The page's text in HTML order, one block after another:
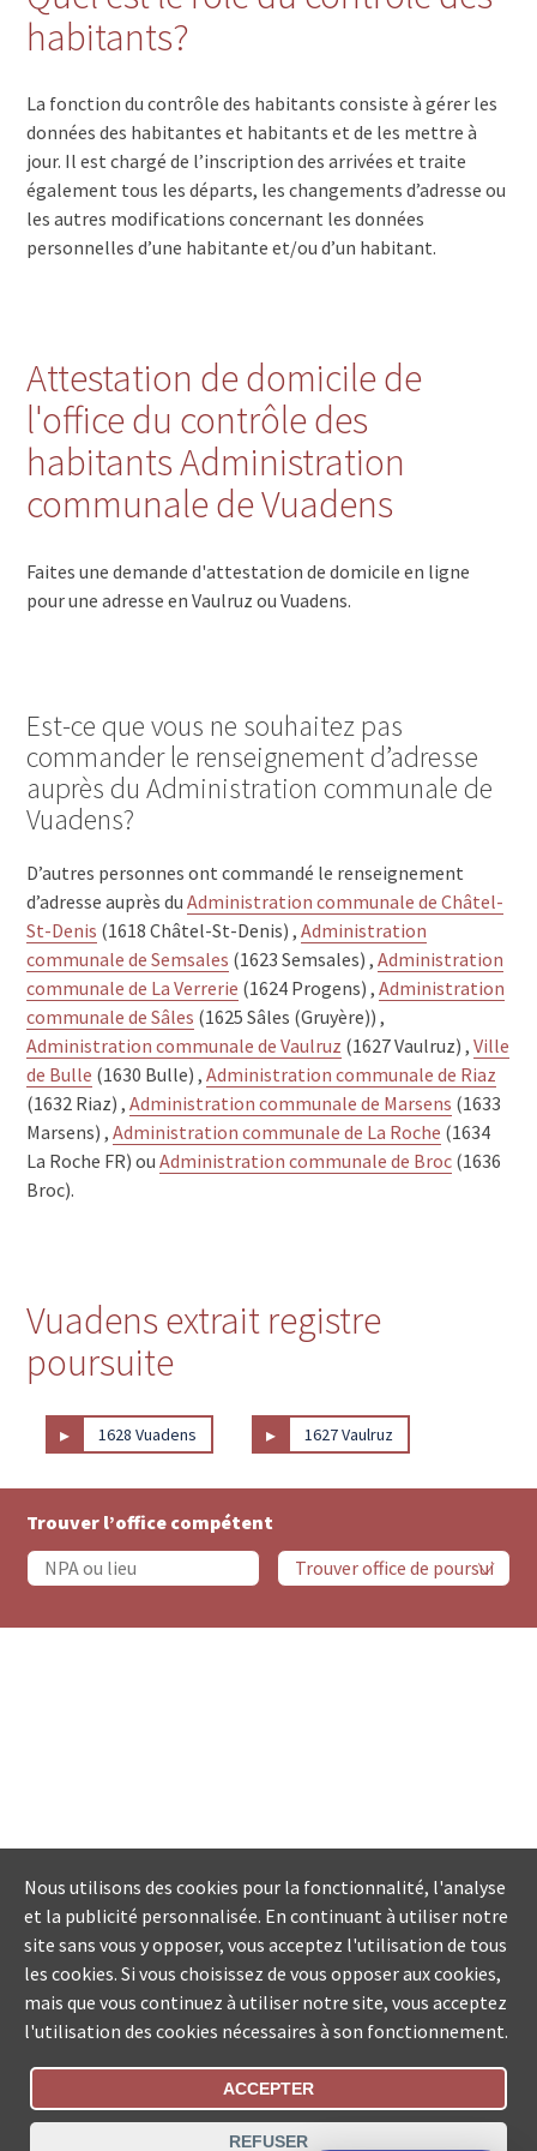
habitants?
La fonction du contrôle des habitants consiste à gérer les
données des habitantes et habitants et de les mettre à
jour. Il est chargé de l’inscription des arrivées et traite
également tous les départs, les changements d’adresse ou
les autres modifications concernant les données
personnelles d’une habitante et/ou d’un habitant.
Attestation de domicile de
l'office du contrôle des
habitants Administration
communale de Vuadens
Faites une demande d'attestation de domicile en ligne
pour une adresse en Vaulruz ou Vuadens.
Est-ce que vous ne souhaitez pas
commander le renseignement d’adresse
auprès du Administration communale de
Vuadens?
D’autres personnes ont commandé le renseignement
d’adresse auprès duAdministration communale de Châtel-
St-Denis (1618 Châtel-St-Denis) ,Administration
communale de Semsales (1623 Semsales) ,Administration
communale de La Verrerie (1624 Progens) ,Administration
communale de Sâles (1625 Sâles (Gruyère)) ,
Administration communale de Vaulruz (1627 Vaulruz) ,Ville
de Bulle (1630 Bulle) ,Administration communale de Riaz
(1632 Riaz) ,Administration communale de Marsens (1633
Marsens) ,Administration communale de La Roche (1634
La Roche FR) ouAdministration communale de Broc (1636
Broc).
Vuadens extrait registre
poursuite
▸ 1628 Vuadens ▸ 1627 Vaulruz
Trouver l’office compétent
Statut De La Commande
Nous utilisons des cookies pour la fonctionnalité, l'analyse
et la publicité personnalisée. En continuant à utiliser notre
site sans vous y opposer, vous acceptez l'utilisation de tous
les cookies. Si vous choisissez de vous opposer aux cookies,
mais que vous continuez à utiliser notre site, vous acceptez
l'utilisation des cookies nécessaires à son fonctionnement.
ACCEPTER
REFUSER